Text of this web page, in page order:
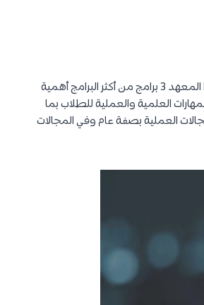
. يقدم هذا المعهد 3 برامج من أكثر البرامج أهمية
العلمية والعملية للطلاب بما
العملية بصفة عام وفي المجالات